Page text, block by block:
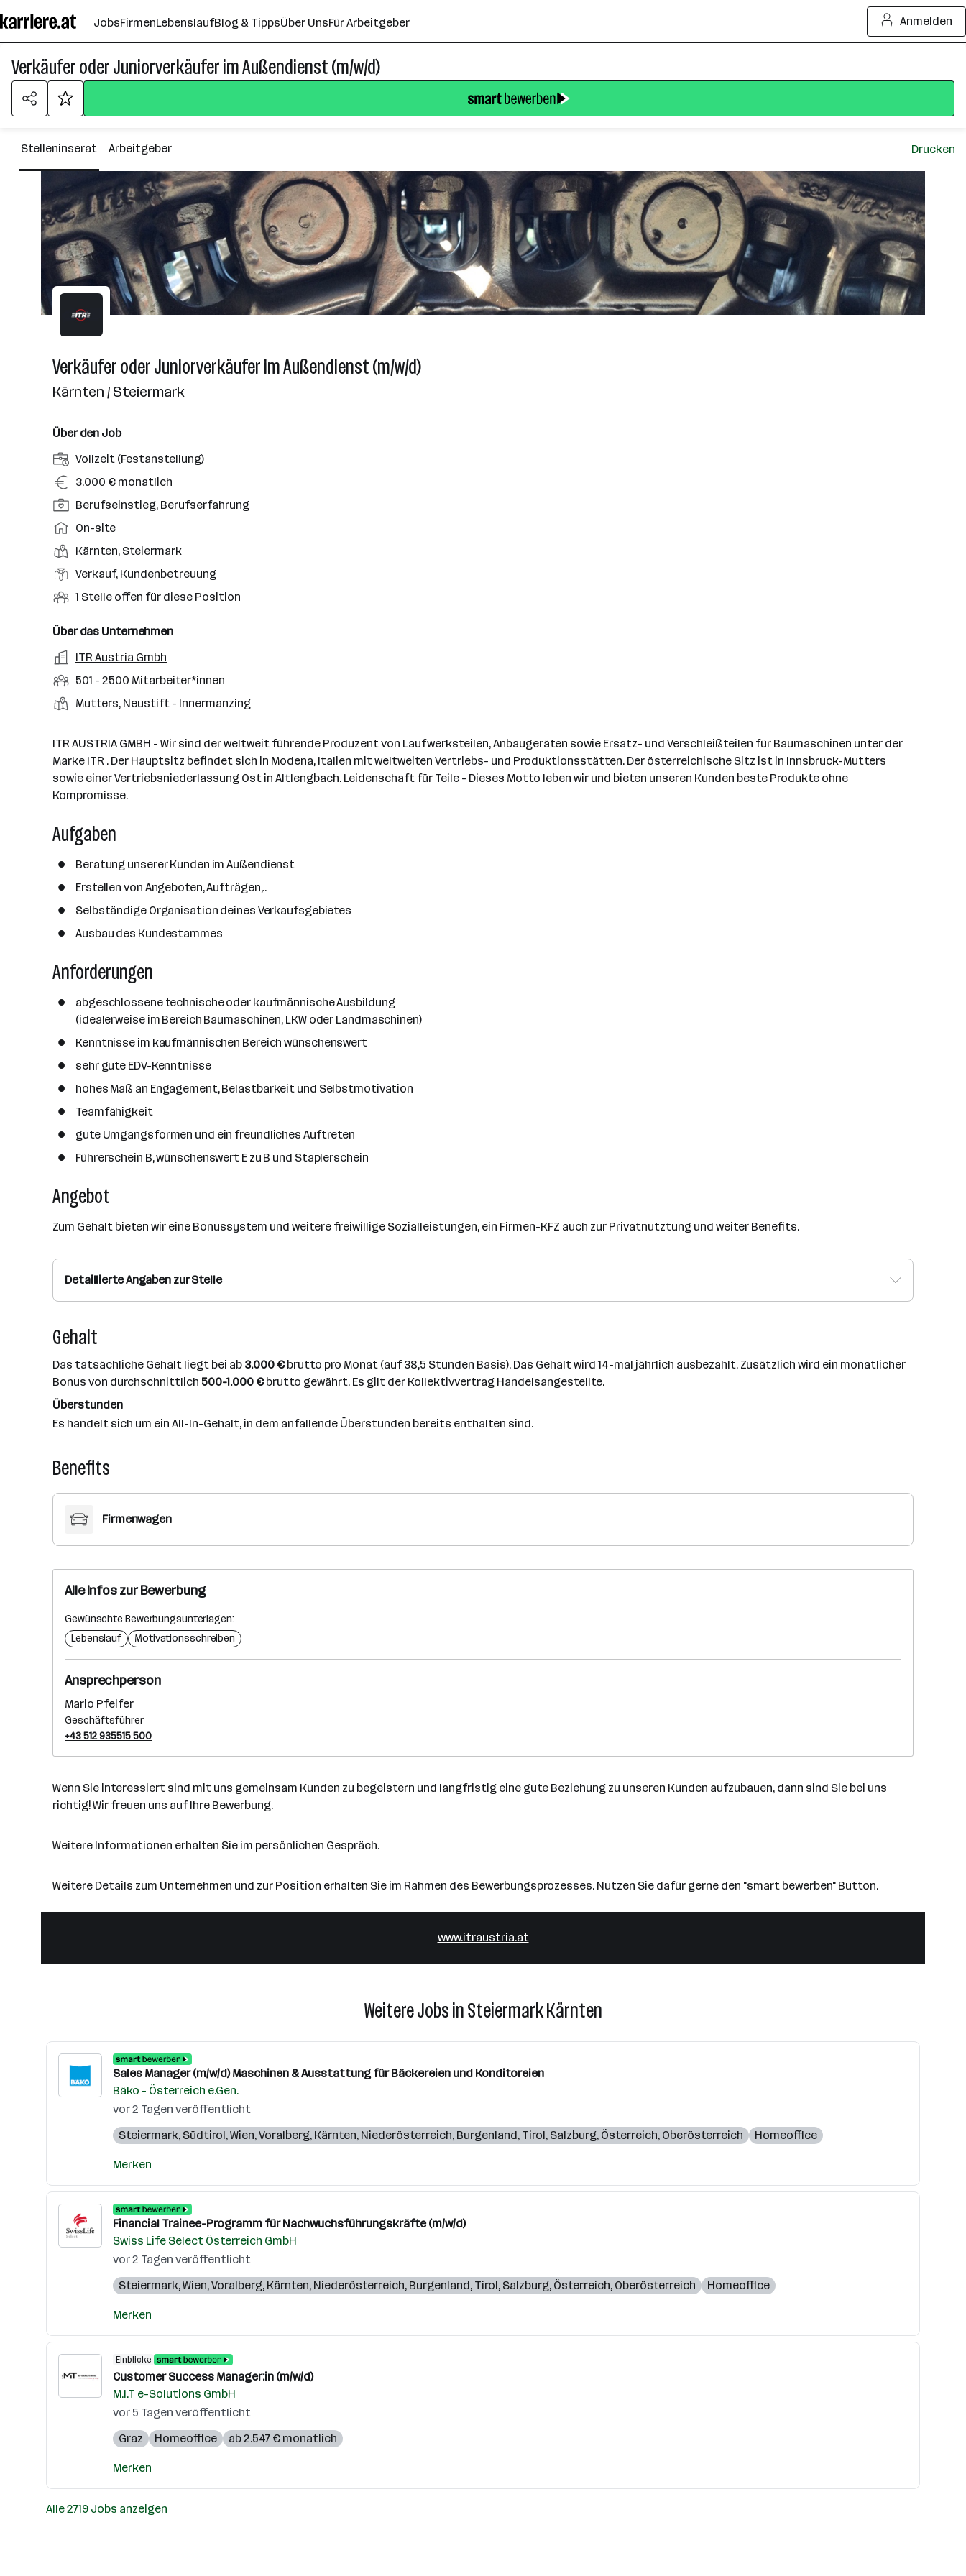
Seiteninhalt
springen
JobsFirmenLebenslaufBlog & TippsÜber UnsFür Arbeitgeber Anmelden
Verkäufer oder Juniorverkäufer im Außendienst (m/w/d)
Stelleninserat Arbeitgeber Drucken
Verkäufer oder Juniorverkäufer im Außendienst (m/w/d)
Kärnten / Steiermark
Über den Job
A
n
t
e
l
u
n
s
r
t
Vollzeit (Festanstellung)
G
e
h
a
l
t
3.000 € monatlich
P
o
i
t
i
n
e
b
n
Berufseinstieg, Berufserfahrung
A
r
b
e
i
s
m
o
d
e
On-site
D
i
n
t
o
t
e
Kärnten, Steiermark
B
e
u
s
f
l
e
r
Verkauf, Kundenbetreuung
O
f
n
e
S
l
l
e
n
1 Stelle offen für diese Position
Über das Unternehmen
A
r
e
t
g
e
b
r
ITR Austria Gmbh
M
i
t
r
b
e
i
e
e
a
h
501 - 2500 Mitarbeiter*innen
S
a
n
d
o
t
e
Mutters, Neustift - Innermanzing
ITR AUSTRIA GMBH - Wir sind der weltweit führende Produzent von Laufwerksteilen, Anbaugeräten sowie Ersatz- und Verschleißteilen für Baumaschinen unter der
Marke ITR . Der Hauptsitz befindet sich in Modena, Italien mit weltweiten Vertriebs- und Produktionsstätten. Der österreichische Sitz ist in Innsbruck-Mutters
sowie einer Vertriebsniederlassung Ost in Altlengbach. Leidenschaft für Teile - Dieses Motto leben wir und bieten unseren Kunden beste Produkte ohne
Kompromisse.
Aufgaben
Beratung unserer Kunden im Außendienst
Erstellen von Angeboten, Aufträgen,..
Selbständige Organisation deines Verkaufsgebietes
Ausbau des Kundestammes
Anforderungen
abgeschlossene technische oder kaufmännische Ausbildung
(idealerweise im Bereich Baumaschinen, LKW oder Landmaschinen)
Kenntnisse im kaufmännischen Bereich wünschenswert
sehr gute EDV-Kenntnisse
hohes Maß an Engagement, Belastbarkeit und Selbstmotivation
Teamfähigkeit
gute Umgangsformen und ein freundliches Auftreten
Führerschein B, wünschenswert E zu B und Staplerschein
Angebot
Zum Gehalt bieten wir eine Bonussystem und weitere freiwillige Sozialleistungen, ein Firmen-KFZ auch zur Privatnutztung und weiter Benefits.
Detaillierte Angaben zur Stelle
Gehalt
Das tatsächliche Gehalt liegt bei ab 3.000 €brutto pro Monat (auf 38,5 Stunden Basis). Das Gehalt wird 14-mal jährlich ausbezahlt. Zusätzlich wird ein monatlicher
Bonus von durchschnittlich 500-1.000 €brutto gewährt. Es gilt der Kollektivvertrag Handelsangestellte.
Überstunden
Es handelt sich um ein All-In-Gehalt, in dem anfallende Überstunden bereits enthalten sind.
Benefits
Firmenwagen
Alle Infos zur Bewerbung
Gewünschte Bewerbungsunterlagen:
Lebenslauf
Motivationsschreiben
Ansprechperson
Mario Pfeifer
Geschäftsführer
+43 512 935515 500
Wenn Sie interessiert sind mit uns gemeinsam Kunden zu begeistern und langfristig eine gute Beziehung zu unseren Kunden aufzubauen, dann sind Sie bei uns
richtig! Wir freuen uns auf Ihre Bewerbung.
Weitere Informationen erhalten Sie im persönlichen Gespräch.
Weitere Details zum Unternehmen und zur Position erhalten Sie im Rahmen des Bewerbungsprozesses. Nutzen Sie dafür gerne den "smart bewerben" Button.
www.itraustria.at
Weitere Jobs in Steiermark Kärnten
Sales Manager (m/w/d) Maschinen & Ausstattung für Bäckereien und Konditoreien
Bäko - Österreich e.Gen.
vor 2 Tagen veröffentlicht
Steiermark, Südtirol,Wien,Voralberg, Kärnten, Niederösterreich, Burgenland, Tirol, Salzburg, Österreich, Oberösterreich Homeoffice
Merken
Financial Trainee-Programm für Nachwuchsführungskräfte (m/w/d)
Swiss Life Select Österreich GmbH
vor 2 Tagen veröffentlicht
Steiermark,Wien,Voralberg, Kärnten, Niederösterreich, Burgenland, Tirol, Salzburg, Österreich, Oberösterreich Homeoffice
Merken
Einblicke
Customer Success Manager:in (m/w/d)
M.I.T e-Solutions GmbH
vor 5 Tagen veröffentlicht
Graz
Homeoffice ab 2.547 € monatlich
Merken
Alle 2719 Jobs anzeigen